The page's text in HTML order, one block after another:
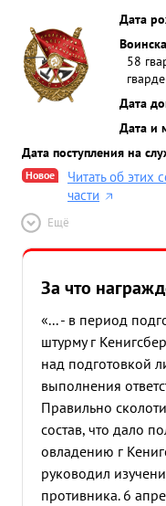
Дата
58
Дата
Дата и
Дата поступления на
Новое
Читать об этих
части
Ещё
За что
«... - в период
штурму г
над подготовкой
выполнения
Правильно
состав, что дало
овладению г
руководил
противника. 6